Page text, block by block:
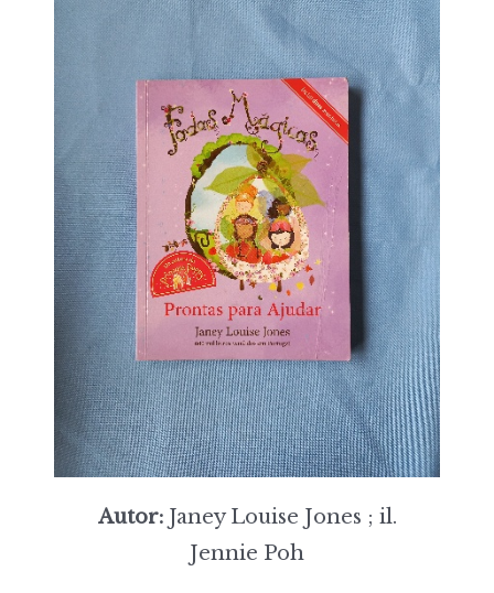
Autor:Janey Louise Jones ; il.
Jennie Poh